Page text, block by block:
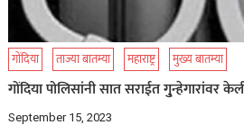
गोंदिया ताज्या बातम्या महाराष्ट्र मुख्य बातम्या
गोंदिया पोलिसांनी सात सराईत गु्न्हेगारांवर
September 15, 2023